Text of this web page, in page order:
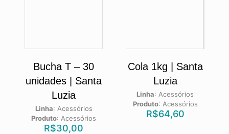
Bucha T – 30
unidades | Santa
Luzia
Linha: Acessórios
Produto: Acessórios
R$30,00
Cola 1kg | Santa
Luzia
Linha: Acessórios
Produto: Acessórios
R$64,60